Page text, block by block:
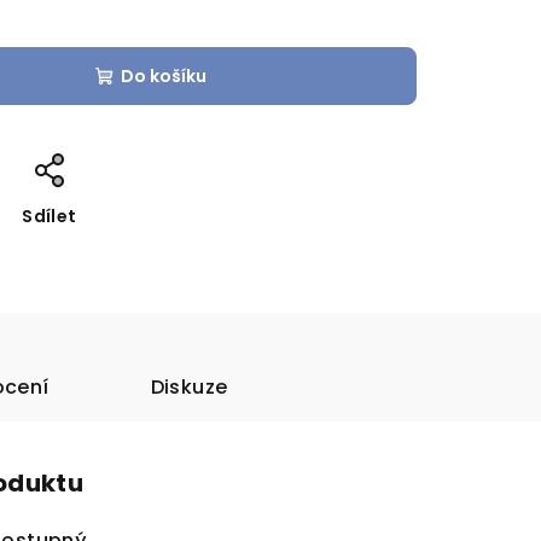
Do košíku
Sdílet
Diskuze